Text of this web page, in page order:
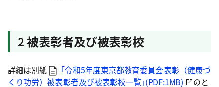
2 被表彰者及び被表彰校
詳細は別紙
｢令和5年度東京都教育委員会表彰（健康づ
くり功労）被表彰者及び被表彰校一覧｣(PDF:1MB)
のと